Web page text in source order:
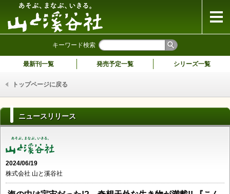
キーワード検索
最新刊一覧 発売予定一覧 シリーズ一覧
トップページに戻る
ニュースリリース
2024/06/19
株式会社 山と溪谷社